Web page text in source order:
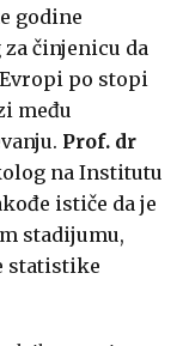
godine
za činjenicu da
po stopi
među
Prof. dr
na Institutu
ističe da je
stadijumu,
statistike